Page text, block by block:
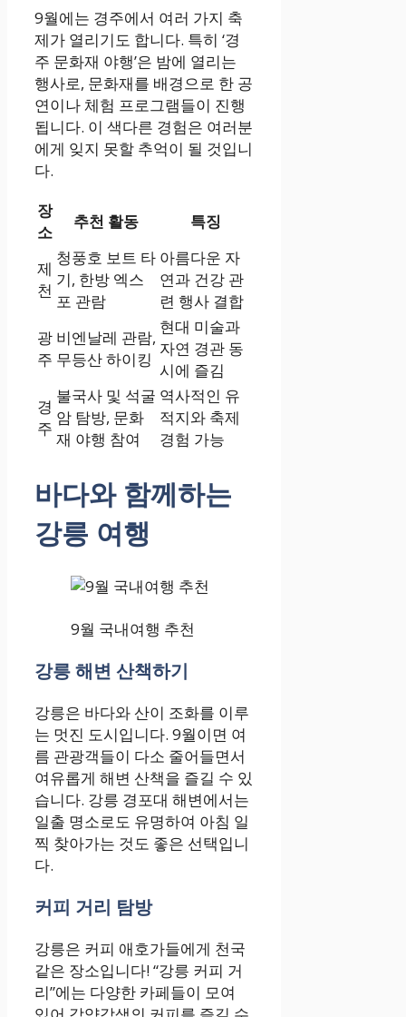
9월에는 경주에서 여러 가지 축
제가 열리기도 합니다. 특히 ‘경
주 문화재 야행’은 밤에 열리는
행사로, 문화재를 배경으로 한 공
연이나 체험 프로그램들이 진행
됩니다. 이 색다른 경험은 여러분
에게 잊지 못할 추억이 될 것입니
다.
장
소
추천 활동 특징
제
천
청풍호 보트 타
기, 한방 엑스
포 관람
아름다운 자
연과 건강 관
련 행사 결합
광
주
비엔날레 관람,
무등산 하이킹
현대 미술과
자연 경관 동
시에 즐김
경
주
불국사 및 석굴
암 탐방, 문화
재 야행 참여
역사적인 유
적지와 축제
경험 가능
바다와 함께하는
강릉 여행
9월 국내여행 추천
강릉 해변 산책하기
강릉은 바다와 산이 조화를 이루
는 멋진 도시입니다. 9월이면 여
름 관광객들이 다소 줄어들면서
여유롭게 해변 산책을 즐길 수 있
습니다. 강릉 경포대 해변에서는
일출 명소로도 유명하여 아침 일
찍 찾아가는 것도 좋은 선택입니
다.
커피 거리 탐방
강릉은 커피 애호가들에게 천국
같은 장소입니다! “강릉 커피 거
리”에는 다양한 카페들이 모여